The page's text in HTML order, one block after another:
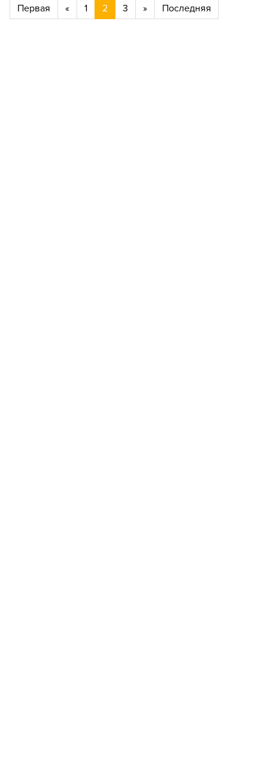
Первая « 1 2 3 » Последняя